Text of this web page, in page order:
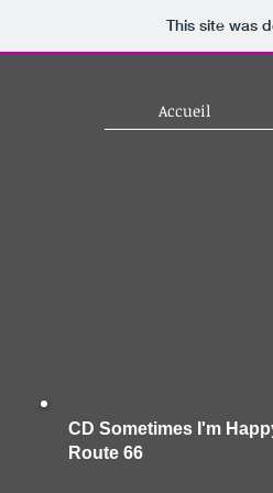
This site was
Accueil
CD Sometimes I'm
Route 66